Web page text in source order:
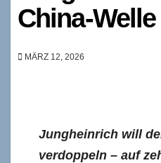
China-Welle
MÄRZ 12, 2026
Jungheinrich will
verdoppeln – auf